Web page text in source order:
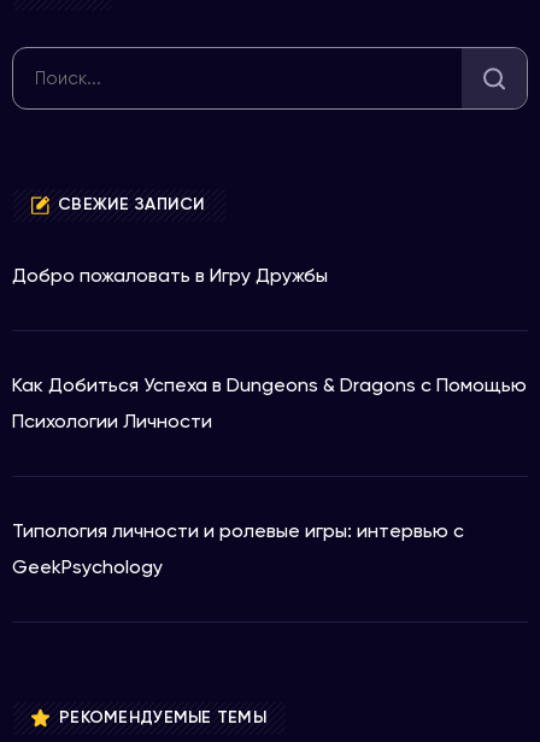
СВЕЖИЕ ЗАПИСИ
Добро пожаловать в Игру Дружбы
Как Добиться Успеха в Dungeons & Dragons с Помощью
Психологии Личности
Типология личности и ролевые игры: интервью с
GeekPsychology
РЕКОМЕНДУЕМЫЕ ТЕМЫ